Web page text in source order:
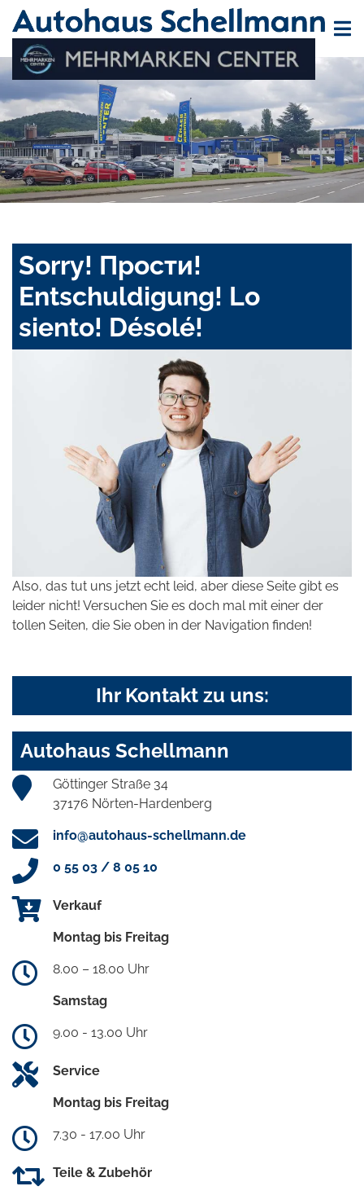
Sorry! Прости!
Entschuldigung! Lo
siento! Désolé!
Also, das tut uns jetzt echt leid, aber diese Seite gibt es
leider nicht! Versuchen Sie es doch mal mit einer der
tollen Seiten, die Sie oben in der Navigation finden!
Ihr Kontakt zu uns:
Autohaus Schellmann
Göttinger Straße 34
37176 Nörten-Hardenberg
info@autohaus-schellmann.de
0 55 03 / 8 05 10
Verkauf
Montag bis Freitag
8.00 – 18.00 Uhr
Samstag
9.00 - 13.00 Uhr
Service
Montag bis Freitag
7.30 - 17.00 Uhr
Teile & Zubehör